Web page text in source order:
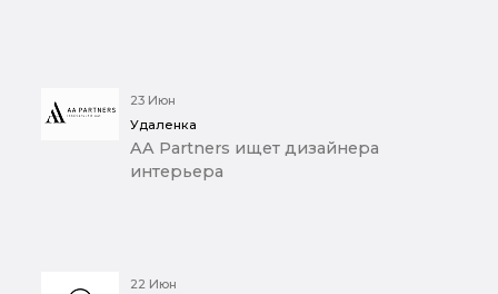
23 Июн
Удаленка
AA Partners ищет дизайнера
интерьера
22 Июн